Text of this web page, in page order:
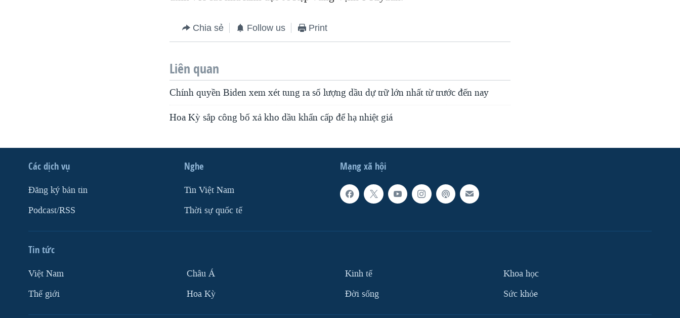
Chia sẻ Follow us Print
Liên quan
Chính quyền Biden xem xét tung ra số lượng dầu dự trữ lớn nhất từ trước đến nay
Hoa Kỳ sắp công bố xả kho dầu khẩn cấp để hạ nhiệt giá
Mạng xã hội
Các dịch vụ
Ðăng ký bản tin
Podcast/RSS
Nghe
Tin Việt Nam
Thời sự quốc tế
Tin tức
Việt Nam
Thế giới
Châu Á
Hoa Kỳ
Kinh tế
Ðời sống
Khoa học
Sức khỏe